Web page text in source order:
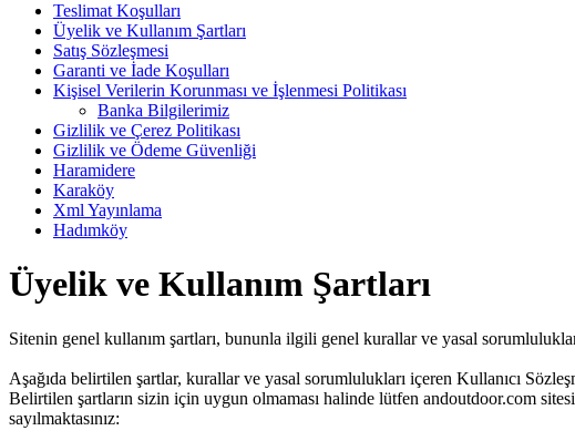
Teslimat Koşulları
Üyelik ve Kullanım Şartları
Satış Sözleşmesi
Garanti ve İade Koşulları
Kişisel Verilerin Korunması ve İşlenmesi Politikası
Banka Bilgilerimiz
Gizlilik ve Çerez Politikası
Gizlilik ve Ödeme Güvenliği
Haramidere
Karaköy
Xml Yayınlama
Hadımköy
Üyelik ve Kullanım Şartları
Sitenin genel kullanım şartları, bununla ilgili genel kurallar ve yasal
Aşağıda belirtilen şartlar, kurallar ve yasal sorumlulukları içeren Kullanıcı
Belirtilen şartların sizin için uygun olmaması halinde lütfen andoutdoor.com
sayılmaktasınız: